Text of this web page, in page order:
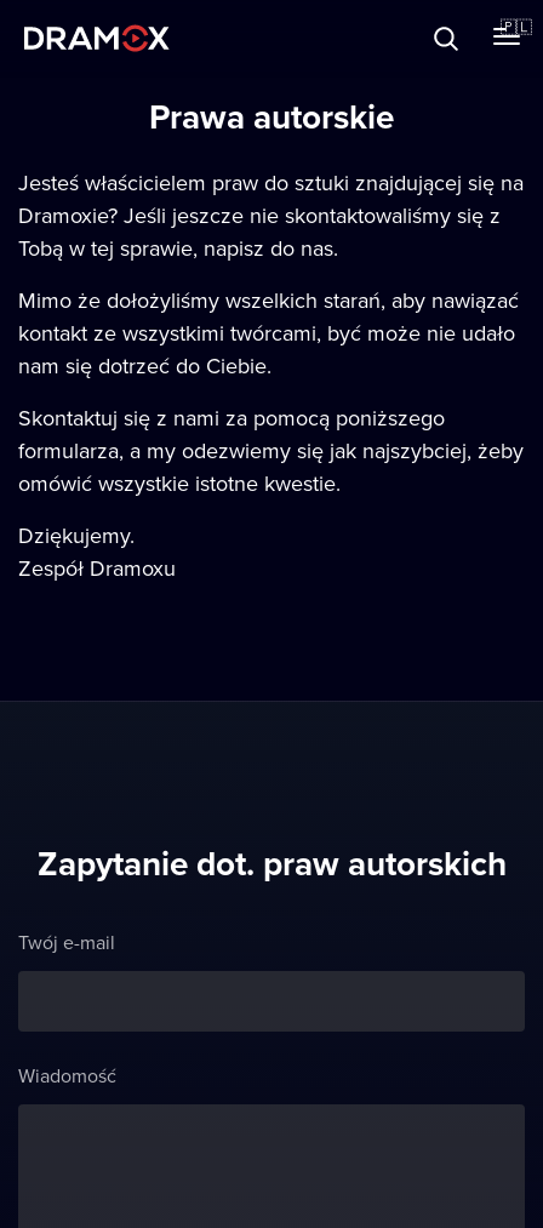
🇵🇱
Zarejestruj się
Prawa autorskie
Jesteś właścicielem praw do sztuki znajdującej się na
Dramoxie? Jeśli jeszcze nie skontaktowaliśmy się z
Tobą w tej sprawie, napisz do nas.
Mimo że dołożyliśmy wszelkich starań, aby nawiązać
kontakt ze wszystkimi twórcami, być może nie udało
nam się dotrzeć do Ciebie.
Skontaktuj się z nami za pomocą poniższego
formularza, a my odezwiemy się jak najszybciej, żeby
omówić wszystkie istotne kwestie.
Dziękujemy.
Zespół Dramoxu
Zapytanie dot. praw autorskich
Twój e-mail
Wiadomość